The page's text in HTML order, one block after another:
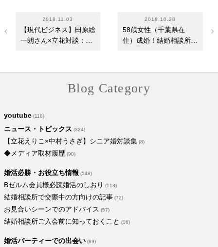
2018.11.03
【現代ビジネス】田原総
一朗さん×立花対談：
2018.10.28
58歳女性（千葉県在
住）成婚！結婚相談所で
Blog Category
youtube (118)
ニュース・トピックス (324)
【立花えりこ×中村うさぎ】シニア婚対談集 (8)
◆メディア取材履歴 (90)
婚活必勝・お役立ち情報 (548)
Bゼルム会員様必読婚活のしおり (113)
結婚相談所で交際中の方向けの記事 (72)
お見合いシーンでのアドバイス (57)
結婚相談所ご入会前に知っておくこと (16)
婚活パーティーでの出会い (89)